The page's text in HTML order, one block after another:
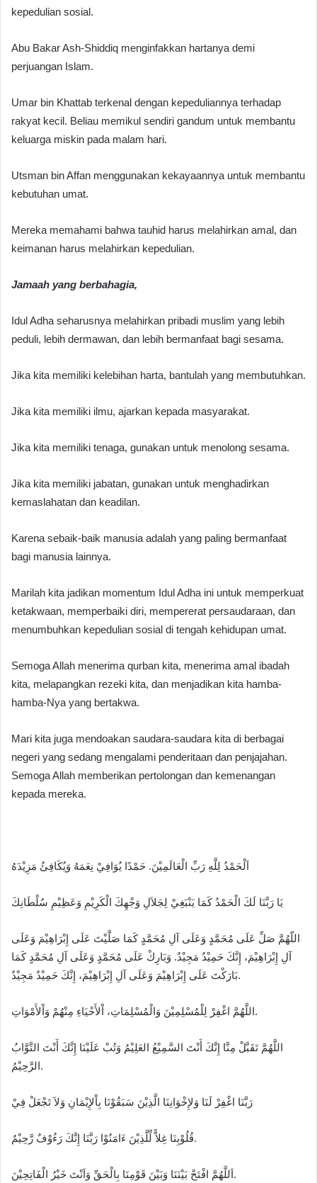
kepedulian sosial.
Abu Bakar Ash-Shiddiq menginfakkan hartanya demi
perjuangan Islam.
Umar bin Khattab terkenal dengan kepeduliannya terhadap
rakyat kecil. Beliau memikul sendiri gandum untuk membantu
keluarga miskin pada malam hari.
Utsman bin Affan menggunakan kekayaannya untuk membantu
kebutuhan umat.
Mereka memahami bahwa tauhid harus melahirkan amal, dan
keimanan harus melahirkan kepedulian.
Jamaah yang berbahagia,
Idul Adha seharusnya melahirkan pribadi muslim yang lebih
peduli, lebih dermawan, dan lebih bermanfaat bagi sesama.
Jika kita memiliki kelebihan harta, bantulah yang membutuhkan.
Jika kita memiliki ilmu, ajarkan kepada masyarakat.
Jika kita memiliki tenaga, gunakan untuk menolong sesama.
Jika kita memiliki jabatan, gunakan untuk menghadirkan
kemaslahatan dan keadilan.
Karena sebaik-baik manusia adalah yang paling bermanfaat
bagi manusia lainnya.
Marilah kita jadikan momentum Idul Adha ini untuk memperkuat
ketakwaan, memperbaiki diri, mempererat persaudaraan, dan
menumbuhkan kepedulian sosial di tengah kehidupan umat.
Semoga Allah menerima qurban kita, menerima amal ibadah
kita, melapangkan rezeki kita, dan menjadikan kita hamba-
hamba-Nya yang bertakwa.
Mari kita juga mendoakan saudara-saudara kita di berbagai
negeri yang sedang mengalami penderitaan dan penjajahan.
Semoga Allah memberikan pertolongan dan kemenangan
kepada mereka.
اَلْحَمْدُ لِلَّهِ رَبِّ الْعَالَمِيْنَ. حَمْدًا يُوَافِيْ نِعَمَهُ وَيُكَافِئُ مَزِيْدَهُ
يَا رَبَّنَا لَكَ الْحَمْدُ كَمَا يَنْبَغِيْ لِجَلاَلِ وَجْهِكَ الْكَرِيْمِ وَعَظِيْمِ سُلْطَانِكَ
اللّهُمَّ صَلِّ عَلَى مُحَمَّدٍ وَعَلَى آلِ مُحَمَّدٍ كَمَا صَلَّيْتَ عَلَى إِبْرَاهِيْمَ وَعَلَى
آلِ إِبْرَاهِيْمَ، إِنَّكَ حَمِيْدٌ مَجِيْدٌ. وَبَارِكْ عَلَى مُحَمَّدٍ وَعَلَى آلِ مُحَمَّدٍ كَمَا
بَارَكْتَ عَلَى إِبْرَاهِيْمَ وَعَلَى آلِ إِبْرَاهِيْمَ، إِنَّكَ حَمِيْدٌ مَجِيْدٌ.
اللَّهُمَّ اغْفِرْ لِلْمُسْلِمِيْنَ وَالْمُسْلِمَاتِ، اْلأَحْيَاءِ مِنْهُمْ وَاْلأَمْوَاتِ.
اللَّهُمَّ تَقَبَّلْ مِنَّا إِنَّكَ أَنْتَ السَّمِيْعُ العَلِيْمُ وَتُبْ عَلَيْنَا إِنَّكَ أَنْتَ التَّوَّابُ
الرَّحِيْمُ.
رَبَّنَا اغْفِرْ لَنَا وَلإِخْوَانِنَا الَّذِيْنَ سَبَقُوْنَا بِاْلإِيْمَانِ وَلاَ تَجْعَلْ فِيْ
قُلُوْبِنَا غِلاًّ لِّلَّذِيْنَ ءَامَنُوْا رَبَّنَا إِنَّكَ رَءُوْفٌ رَّحِيْمٌ.
اَللَّهُمَّ افْتَحْ بَيْنَنَا وَبَيْنَ قَوْمِنَا بِالْحَقِّ وَاَنْتَ خَيْرُ الْفَاتِحِيْنَ.